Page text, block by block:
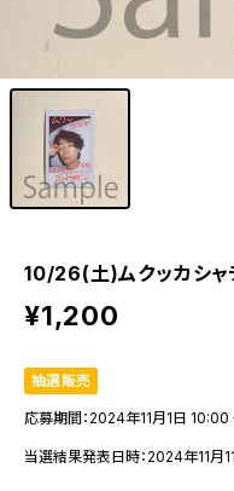
10/26(土)ムクッカシャ
¥1,200
抽選販売
応募期間：2024年11月1日
当選結果発表日時：2024年11月